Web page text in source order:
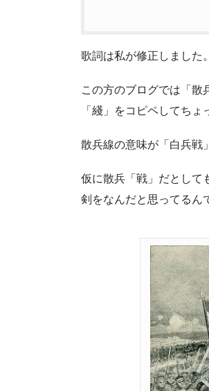
歌詞は私が修正しました。
この方のブログでは「散
「綫」をコピペしてち
散兵線の意味が「白兵戦
仮に散兵「戦」だとして
剣をなんだと思ってるん